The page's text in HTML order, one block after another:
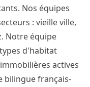
Nos équipes
: vieille ville,
Notre équipe
d'habitat
actives
bilingue français-